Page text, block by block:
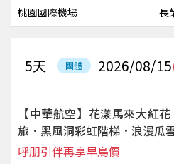
桃園國際機場 長
團體 2026/08/15
5天
【中華航空】花漾馬來大紅
旅．黑風洞彩虹階梯．浪漫瓜
呼朋引伴再享早鳥價